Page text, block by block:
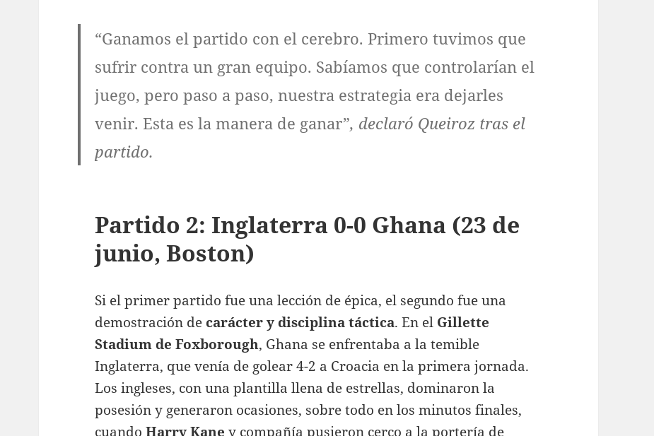
“Ganamos el partido con el cerebro. Primero tuvimos que
sufrir contra un gran equipo. Sabíamos que controlarían el
juego, pero paso a paso, nuestra estrategia era dejarles
venir. Esta es la manera de ganar”, declaró Queiroz tras el
partido.
Partido 2: Inglaterra 0-0 Ghana (23 de
junio, Boston)
Si el primer partido fue una lección de épica, el segundo fue una
demostración de carácter y disciplina táctica. En el Gillette
Stadium de Foxborough, Ghana se enfrentaba a la temible
Inglaterra, que venía de golear 4-2 a Croacia en la primera jornada.
Los ingleses, con una plantilla llena de estrellas, dominaron la
posesión y generaron ocasiones, sobre todo en los minutos finales,
cuandoHarry Kane y compañía pusieron cerco a la portería de